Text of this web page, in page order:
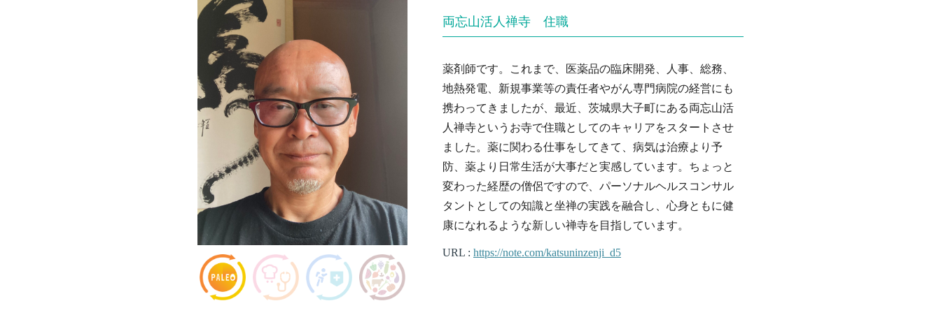
両忘山活人禅寺 住職
薬剤師です。これまで、医薬品の臨床開発、人事、総務、
地熱発電、新規事業等の責任者やがん専門病院の経営にも
携わってきましたが、最近、茨城県大子町にある両忘山活
人禅寺というお寺で住職としてのキャリアをスタートさせ
ました。薬に関わる仕事をしてきて、病気は治療より予
防、薬より日常生活が大事だと実感しています。ちょっと
変わった経歴の僧侶ですので、パーソナルヘルスコンサル
タントとしての知識と坐禅の実践を融合し、心身ともに健
康になれるような新しい禅寺を目指しています。
URL : https://note.com/katsuninzenji_d5